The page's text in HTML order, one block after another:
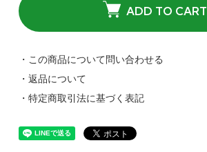
ADD TO CART
・この商品について問い合わせる
・返品について
・特定商取引法に基づく表記